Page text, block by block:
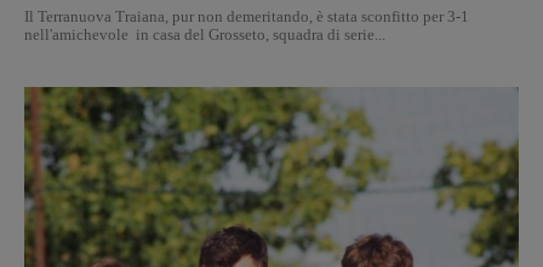
Il Terranuova Traiana, pur non demeritando, è stata sconfitto per 3-1
nell'amichevole in casa del Grosseto, squadra di serie...